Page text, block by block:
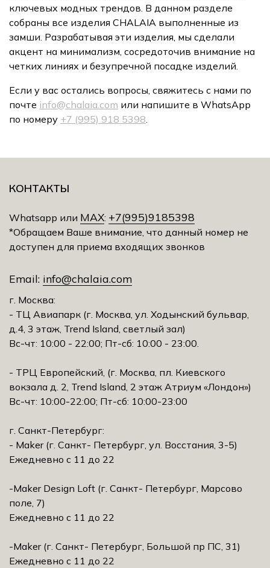
ключевых модных трендов. В данном разделе
собраны все изделия CHALAIA выполненные из
замши. Разрабатывая эти изделия, мы сделали
акцент на минимализм, сосредоточив внимание на
четких линиях и безупречной посадке изделий.
Если у вас остались вопросы, свяжитесь с нами по
почте info@chalaia.com или напишите в WhatsApp
по номеру +7 (995) 918 5398.
КОНТАКТЫ
Whatsapp или MAX: +7(995)9185398
*Обращаем Ваше внимание, что данный номер не
доступен для приема входящих звонков
Email: info@chalaia.com
г. Москва:
- ТЦ Авиапарк (г. Москва, ул. Ходынский бульвар,
д.4, 3 этаж, Trеnd Island, светлый зал)
Вс-чт: 10:00 - 22:00; Пт-сб: 10:00 - 23:00.
- ТРЦ Европейский, (г. Москва, пл. Киевского
вокзала д. 2, Trеnd Island, 2 этаж Атриум «Лондон»)
Вс-чт: 10:00-22:00; Пт-сб: 10:00-23:00
г. Санкт-Петербург:
- Maker (г. Санкт- Петербург, ул. Восстания, 3-5)
Ежедневно с 11 до 22
-Maker Design Loft (г. Санкт- Петербург, Марсово
поле, 7)
Ежедневно с 11 до 22
-Maker (г. Санкт- Петербург, Большой пр ПС, 31)
Ежедневно с 11 до 22